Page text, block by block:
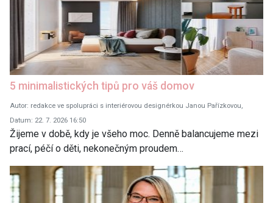
5 minimalistických tipů pro váš domov
Autor: redakce ve spolupráci s interiérovou designérkou Janou Pařízkovou,
Datum: 22. 7. 2026 16:50
Žijeme v době, kdy je všeho moc. Denně balancujeme mezi
prací, péčí o děti, nekonečným proudem…